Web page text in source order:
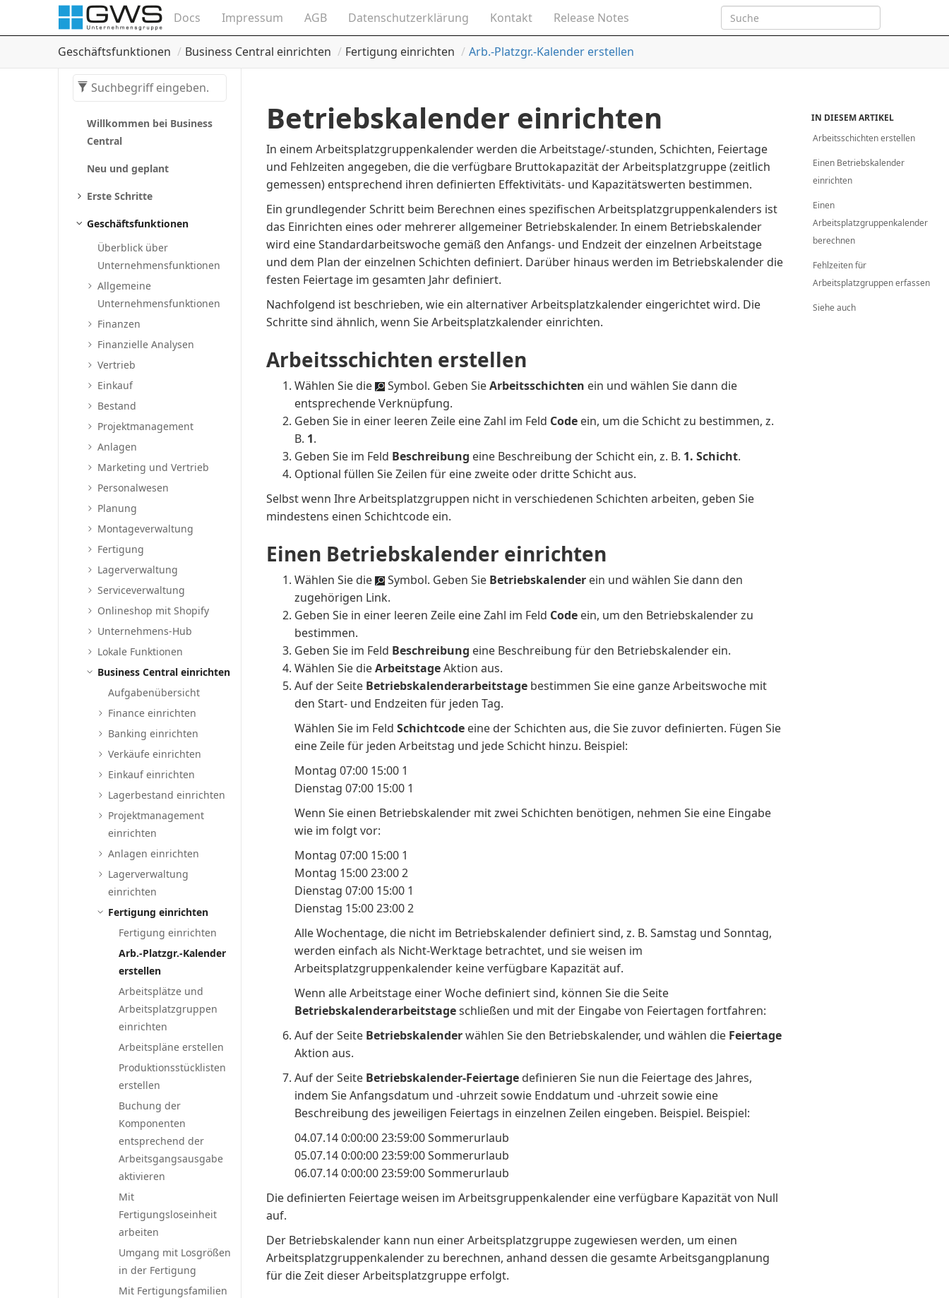
Docs Impressum AGB Datenschutzerklärung Kontakt Release Notes
Geschäftsfunktionen Business Central einrichten Fertigung einrichten Arb.-Platzgr.-Kalender erstellen
Willkommen bei Business
Central
Neu und geplant
Erste Schritte
Geschäftsfunktionen
Überblick über
Unternehmensfunktionen
Allgemeine
Unternehmensfunktionen
Finanzen
Finanzielle Analysen
Vertrieb
Einkauf
Bestand
Projektmanagement
Anlagen
Marketing und Vertrieb
Personalwesen
Planung
Montageverwaltung
Fertigung
Lagerverwaltung
Serviceverwaltung
Onlineshop mit Shopify
Unternehmens-Hub
Lokale Funktionen
Business Central einrichten
Aufgabenübersicht
Finance einrichten
Banking einrichten
Verkäufe einrichten
Einkauf einrichten
Lagerbestand einrichten
Projektmanagement
einrichten
Anlagen einrichten
Lagerverwaltung
einrichten
Fertigung einrichten
Fertigung einrichten
Arb.-Platzgr.-Kalender
erstellen
Arbeitsplätze und
Arbeitsplatzgruppen
einrichten
Arbeitspläne erstellen
Produktionsstücklisten
erstellen
Buchung der
Komponenten
entsprechend der
Arbeitsgangsausgabe
aktivieren
Mit
Fertigungsloseinheit
arbeiten
Umgang mit Losgrößen
in der Fertigung
Mit Fertigungsfamilien
Betriebskalender einrichten
In einem Arbeitsplatzgruppenkalender werden die Arbeitstage/-stunden, Schichten, Feiertage
und Fehlzeiten angegeben, die die verfügbare Bruttokapazität der Arbeitsplatzgruppe (zeitlich
gemessen) entsprechend ihren definierten Effektivitäts- und Kapazitätswerten bestimmen.
Ein grundlegender Schritt beim Berechnen eines spezifischen Arbeitsplatzgruppenkalenders ist
das Einrichten eines oder mehrerer allgemeiner Betriebskalender. In einem Betriebskalender
wird eine Standardarbeitswoche gemäß den Anfangs- und Endzeit der einzelnen Arbeitstage
und dem Plan der einzelnen Schichten definiert. Darüber hinaus werden im Betriebskalender die
festen Feiertage im gesamten Jahr definiert.
Nachfolgend ist beschrieben, wie ein alternativer Arbeitsplatzkalender eingerichtet wird. Die
Schritte sind ähnlich, wenn Sie Arbeitsplatzkalender einrichten.
Arbeitsschichten erstellen
Wählen Sie die Symbol. Geben SieArbeitsschichten ein und wählen Sie dann die
entsprechende Verknüpfung.
Geben Sie in einer leeren Zeile eine Zahl im Feld Code ein, um die Schicht zu bestimmen, z.
B. 1.
Geben Sie im Feld Beschreibung eine Beschreibung der Schicht ein, z. B. 1. Schicht.
Optional füllen Sie Zeilen für eine zweite oder dritte Schicht aus.
Selbst wenn Ihre Arbeitsplatzgruppen nicht in verschiedenen Schichten arbeiten, geben Sie
mindestens einen Schichtcode ein.
Einen Betriebskalender einrichten
Wählen Sie die Symbol. Geben Sie Betriebskalender ein und wählen Sie dann den
zugehörigen Link.
Geben Sie in einer leeren Zeile eine Zahl im Feld Code ein, um den Betriebskalender zu
bestimmen.
Geben Sie im Feld Beschreibung eine Beschreibung für den Betriebskalender ein.
Wählen Sie dieArbeitstageAktion aus.
Auf der Seite Betriebskalenderarbeitstage bestimmen Sie eine ganze Arbeitswoche mit
den Start- und Endzeiten für jeden Tag.
Wählen Sie im FeldSchichtcode eine der Schichten aus, die Sie zuvor definierten. Fügen Sie
eine Zeile für jeden Arbeitstag und jede Schicht hinzu. Beispiel:
Montag 07:00 15:00 1
Dienstag 07:00 15:00 1
Wenn Sie einen Betriebskalender mit zwei Schichten benötigen, nehmen Sie eine Eingabe
wie im folgt vor:
Montag 07:00 15:00 1
Montag 15:00 23:00 2
Dienstag 07:00 15:00 1
Dienstag 15:00 23:00 2
Alle Wochentage, die nicht im Betriebskalender definiert sind, z. B. Samstag und Sonntag,
werden einfach als Nicht-Werktage betrachtet, und sie weisen im
Arbeitsplatzgruppenkalender keine verfügbare Kapazität auf.
Wenn alle Arbeitstage einer Woche definiert sind, können Sie die Seite
Betriebskalenderarbeitstageschließen und mit der Eingabe von Feiertagen fortfahren:
Auf der Seite Betriebskalenderwählen Sie den Betriebskalender, und wählen die Feiertage
Aktion aus.
Auf der Seite Betriebskalender-Feiertage definieren Sie nun die Feiertage des Jahres,
indem Sie Anfangsdatum und -uhrzeit sowie Enddatum und -uhrzeit sowie eine
Beschreibung des jeweiligen Feiertags in einzelnen Zeilen eingeben. Beispiel. Beispiel:
04.07.14 0:00:00 23:59:00 Sommerurlaub
05.07.14 0:00:00 23:59:00 Sommerurlaub
06.07.14 0:00:00 23:59:00 Sommerurlaub
Die definierten Feiertage weisen im Arbeitsgruppenkalender eine verfügbare Kapazität von Null
auf.
Der Betriebskalender kann nun einer Arbeitsplatzgruppe zugewiesen werden, um einen
Arbeitsplatzgruppenkalender zu berechnen, anhand dessen die gesamte Arbeitsgangplanung
für die Zeit dieser Arbeitsplatzgruppe erfolgt.
IN DIESEM ARTIKEL
Arbeitsschichten erstellen
Einen Betriebskalender
einrichten
Einen
Arbeitsplatzgruppenkalender
berechnen
Fehlzeiten für
Arbeitsplatzgruppen erfassen
Siehe auch